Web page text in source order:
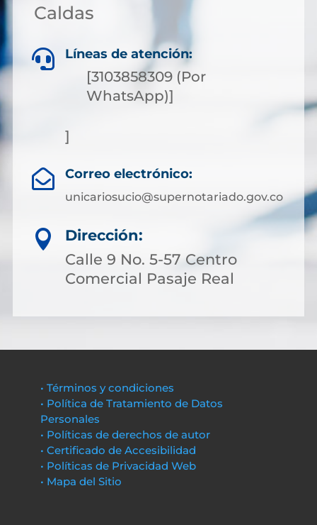
Caldas
 Líneas de atención:
[3103858309 (Por
WhatsApp)]
]
 Correo electrónico:
unicariosucio@supernotariado.gov.co

Dirección:
Calle 9 No. 5-57 Centro
Comercial Pasaje Real
• Términos y condiciones
• Política de Tratamiento de Datos
Personales
• Políticas de derechos de autor
• Certificado de Accesibilidad
• Políticas de Privacidad Web
• Mapa del Sitio